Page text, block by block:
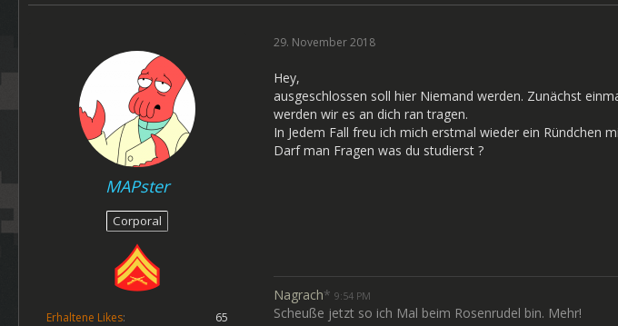
MAPster
Corporal
Erhaltene Likes
65
29. November 2018
Hey,
ausgeschlossen soll hier Niemand werden. Zunächst
werden wir es an dich ran tragen.
In Jedem Fall freu ich mich erstmal wieder ein Ründchen
Darf man Fragen was du studierst ?
Nagrach* 9:54 PM
Scheuße jetzt so ich Mal beim Rosenrudel bin. Mehr!